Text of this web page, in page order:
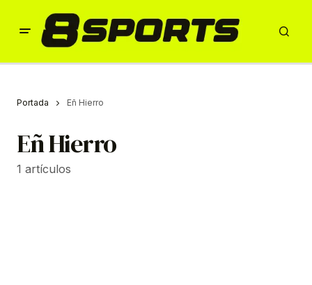
Portada Eñ Hierro
Eñ Hierro
1 artículos